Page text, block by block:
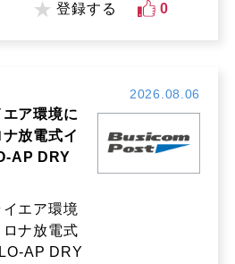
登録する 0
2026.08.06
ア環境に
放電式イ
AP DRY
イエア環境
ナ放電式
AP DRY